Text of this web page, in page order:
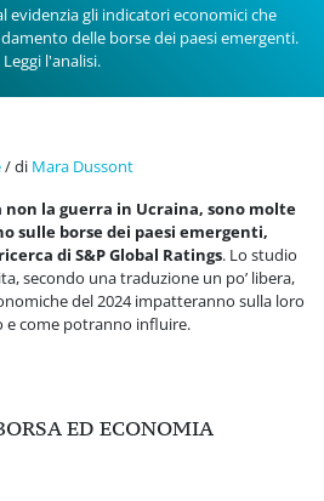
evidenzia gli indicatori economici che
delle borse dei paesi emergenti.
Leggi l'analisi.
/di Mara Dussont
la guerra in Ucraina, sono molte
sulle borse dei paesi emergenti,
di S&P Global Ratings. Lo studio
secondo una traduzione un po’ libera,
del 2024 impatteranno sulla loro
e come potranno influire.
ED ECONOMIA